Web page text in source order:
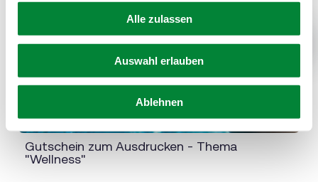
Alle zulassen
Auswahl erlauben
Ablehnen
Gutschein zum Ausdrucken - Thema
"Wellness"